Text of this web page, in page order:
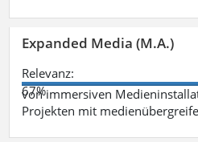
Expanded Media (M.A.)
Relevanz:
67%
von immersiven
Projekten mit